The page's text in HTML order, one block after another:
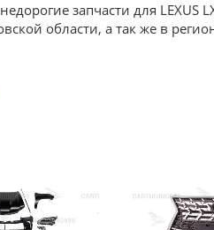
запчасти для LEXUS
области, а так же в